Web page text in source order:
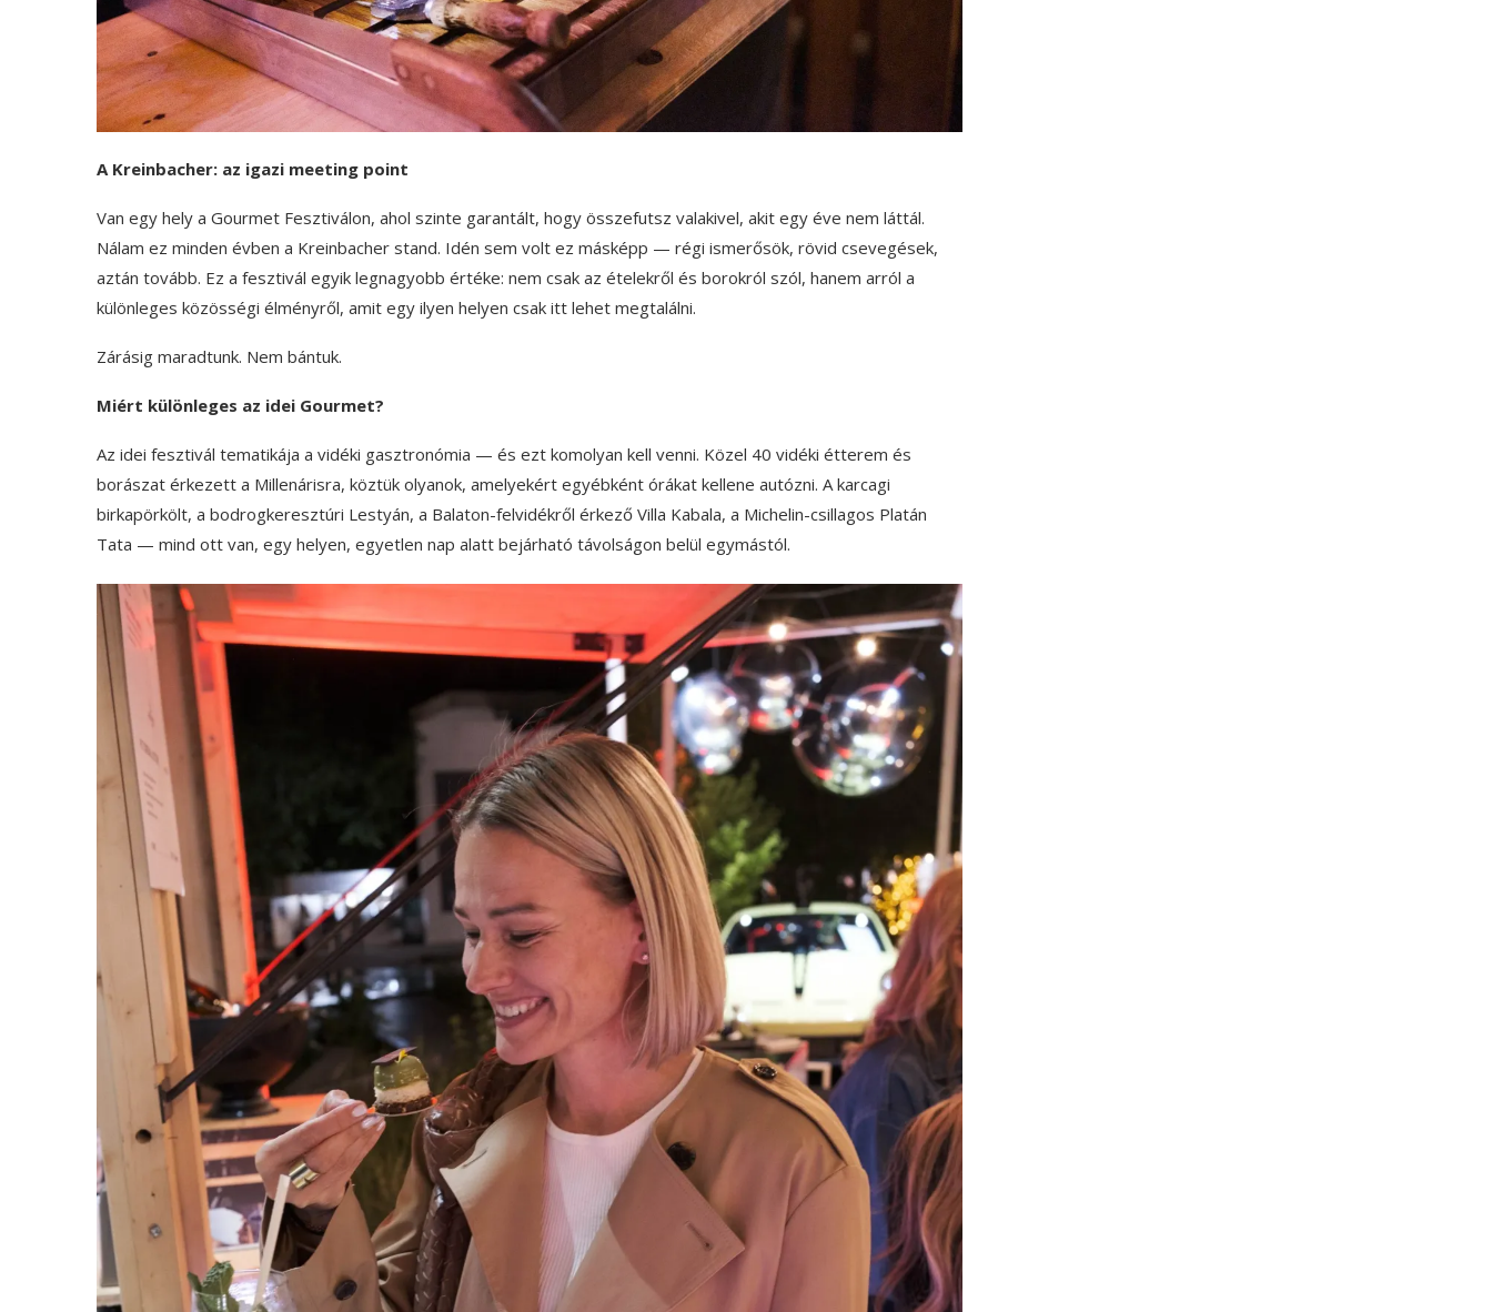
A Kreinbacher: az igazi meeting point
Van egy hely a Gourmet Fesztiválon, ahol szinte garantált, hogy összefutsz valakivel, akit egy éve nem láttál.
Nálam ez minden évben a Kreinbacher stand. Idén sem volt ez másképp — régi ismerősök, rövid csevegések,
aztán tovább. Ez a fesztivál egyik legnagyobb értéke: nem csak az ételekről és borokról szól, hanem arról a
különleges közösségi élményről, amit egy ilyen helyen csak itt lehet megtalálni.
Zárásig maradtunk. Nem bántuk.
Miért különleges az idei Gourmet?
Az idei fesztivál tematikája a vidéki gasztronómia — és ezt komolyan kell venni. Közel 40 vidéki étterem és
borászat érkezett a Millenárisra, köztük olyanok, amelyekért egyébként órákat kellene autózni. A karcagi
birkapörkölt, a bodrogkeresztúri Lestyán, a Balaton-felvidékről érkező Villa Kabala, a Michelin-csillagos Platán
Tata — mind ott van, egy helyen, egyetlen nap alatt bejárható távolságon belül egymástól.